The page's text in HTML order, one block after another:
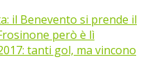
il Benevento si prende il
però è lì
tanti gol, ma vincono